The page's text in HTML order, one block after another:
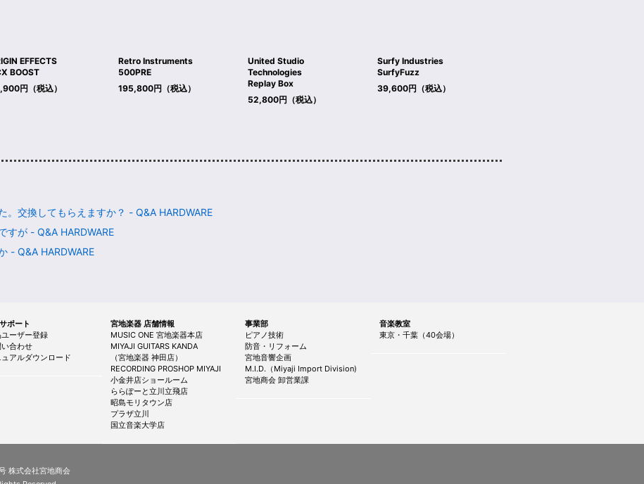
EFFECTS
BOOST
円（税込）
Retro Instruments
500PRE
195,800円（税込）
United Studio
Technologies
Replay Box
52,800円（税込）
Surfy Industries
SurfyFuzz
39,600円（税込）
。交換してもらえますか？ - Q&A HARDWARE
すが - Q&A HARDWARE
- Q&A HARDWARE
ポート
ーザー登録
い合わせ
アルダウンロード
宮地楽器 店舗情報
MUSIC ONE 宮地楽器本店
MIYAJI GUITARS KANDA
（宮地楽器 神田店）
RECORDING PROSHOP MIYAJI
小金井店ショールーム
ららぽーと立川立飛店
昭島モリタウン店
プラザ立川
国立音楽大学店
事業部
ピアノ技術
防音・リフォーム
宮地音響企画
M.I.D.（Miyaji Import Division)
宮地商会 卸営業課
音楽教室
東京・千葉（40会場）
株式会社宮地商会